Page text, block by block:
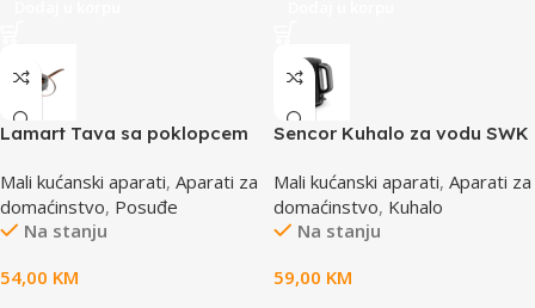
Lamart Tava sa poklopcem
Mali kućanski aparati, Aparati za
domaćinstvo, Posuđe
Na stanju
54,00 KM
Sencor Kuhalo za vodu SWK
Mali kućanski aparati, Aparati za
domaćinstvo, Kuhalo
Na stanju
59,00 KM